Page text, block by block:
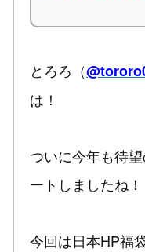
とろろ（
は！
ついに今年も待
ートしましたね！
今回は日本HP福